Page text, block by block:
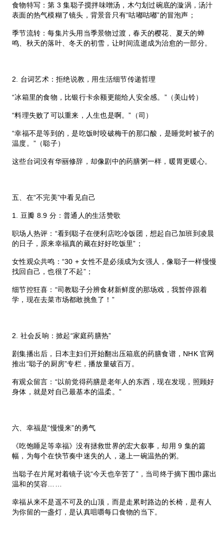
食物特写：第 3 集聪子搅拌味噌汤，木勺划过碗底的漩涡，汤汁
表面的热气模糊了镜头，背景音只有“咕嘟咕嘟”的冒泡声；
季节流转：每集片头用当季景物过渡，春天的樱花、夏天的蝉
鸣、秋天的落叶、冬天的初雪，让时间流逝成为治愈的一部分。
2. 台词艺术：拒绝说教，用生活细节传递哲理
“冰箱里的食物，比银行卡余额更能给人安全感。”（美山铃）
“料理失败了可以重来，人生也是啊。”（司）
“幸福不是等到的，是吃饭时咬破梅干的那口酸，是睡觉时被子的
温度。”（聪子）
这些台词没有华丽修辞，却像剧中的药膳粥一样，暖胃更暖心。
五、在“不完美”中看见自己
1. 豆瓣 8.9 分：普通人的生活赞歌
职场人热评：“看到聪子在便利店吃冷饭团，想起自己加班到凌晨
的日子，原来幸福真的藏在好好吃饭里”；
女性观众共鸣：“30 + 女性不是必须成为女强人，像聪子一样慢慢
找回自己，也很了不起”；
细节控狂喜：“司教聪子分辨食材新鲜度的那场戏，我暂停跟着
学，现在去菜市场都敢挑鱼了！”
2. 社会反响：掀起“家庭药膳热”
剧集播出后，日本主妇们开始翻出压箱底的药膳食谱，NHK 官网
推出“聪子的厨房”专栏，播放量破百万。
有观众留言：“以前觉得药膳是老年人的东西，现在发现，照顾好
身体，就是对自己最基本的温柔。”
六、幸福是“慢慢来”的勇气
《吃饱睡足等幸福》没有拯救世界的宏大叙事，却用 9 集的篇
幅，为每个在快节奏中迷失的人，递上一碗温热的粥。
当聪子在片尾对着镜子说“今天也辛苦了”，当司终于摘下围巾露出
温和的笑容……
幸福从来不是遥不可及的山顶，而是走累时路边的长椅，是有人
为你留的一盏灯，是认真咀嚼每口食物的当下。